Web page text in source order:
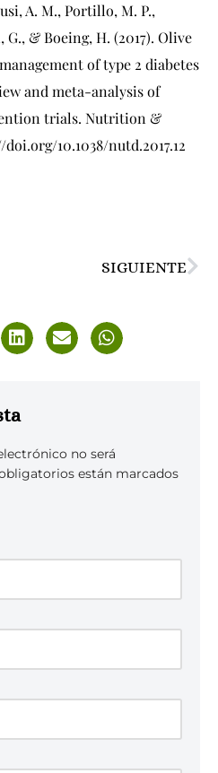
A. M., Portillo, M. P.,
& Boeing, H. (2017). Olive
of type 2 diabetes
and meta-analysis of
trials. Nutrition &
10.1038/nutd.2017.12
SIGUIENTE
no será
están marcados